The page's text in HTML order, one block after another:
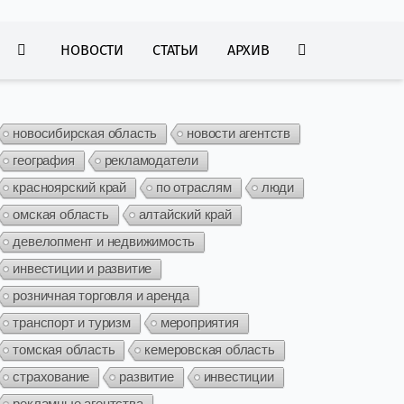
НОВОСТИ СТАТЬИ АРХИВ
новосибирская область
новости агентств
география
рекламодатели
красноярский край
по отраслям
люди
омская область
алтайский край
девелопмент и недвижимость
инвестиции и развитие
розничная торговля и аренда
транспорт и туризм
мероприятия
томская область
кемеровская область
страхование
развитие
инвестиции